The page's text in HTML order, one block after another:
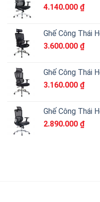
4.140.000 ₫
Ghế Công Thái
3.600.000 ₫
Ghế Công Thái
3.160.000 ₫
Ghế Công Thái
2.890.000 ₫